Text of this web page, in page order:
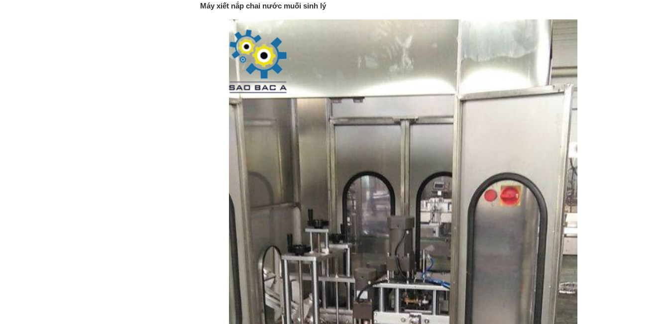
Máy xiết nắp chai nước muối sinh lý